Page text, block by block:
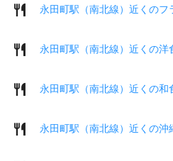
永田町駅（南北線）近くのフ
永田町駅（南北線）近くの洋
永田町駅（南北線）近くの和
永田町駅（南北線）近くの沖